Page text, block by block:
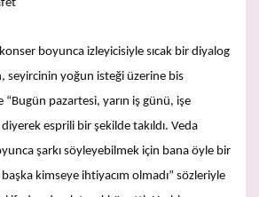
boyunca izleyicisiyle sıcak bir diyalog
seyircinin yoğun isteği üzerine bis
pazartesi, yarın iş günü, işe
esprili bir şekilde takıldı. Veda
şarkı söyleyebilmek için bana öyle bir
kimseye ihtiyacım olmadı” sözleriyle